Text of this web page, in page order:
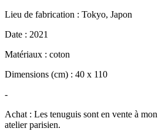
Lieu de fabrication : Tokyo, Japon
Date : 2021
Matériaux : coton
Dimensions (cm) : 40 x 110
-
Achat : Les tenuguis sont en vente à mon
atelier parisien.